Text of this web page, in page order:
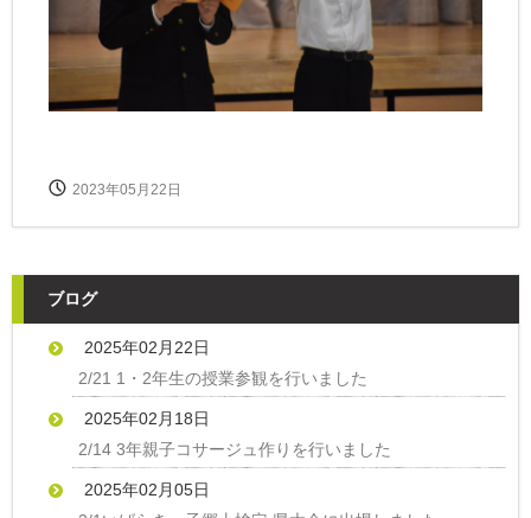
2023年05月22日
ブログ
2025年02月22日
2/21 1・2年生の授業参観を行いました
2025年02月18日
2/14 3年親子コサージュ作りを行いました
2025年02月05日